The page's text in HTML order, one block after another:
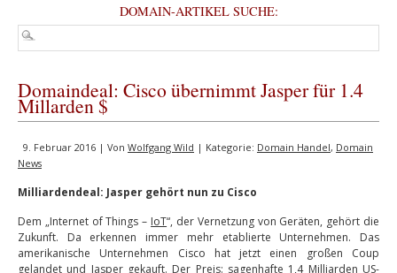
DOMAIN-ARTIKEL SUCHE:
Domaindeal: Cisco übernimmt Jasper für 1.4
Millarden $
9. Februar 2016 | Von Wolfgang Wild | Kategorie: Domain Handel, Domain
News
Milliardendeal: Jasper gehört nun zu Cisco
Dem „Internet of Things – IoT“, der Vernetzung von Geräten, gehört die
Zukunft. Da erkennen immer mehr etablierte Unternehmen. Das
amerikanische Unternehmen Cisco hat jetzt einen großen Coup
gelandet und Jaspergekauft. Der Preis: sagenhafte 1,4 Milliarden US-